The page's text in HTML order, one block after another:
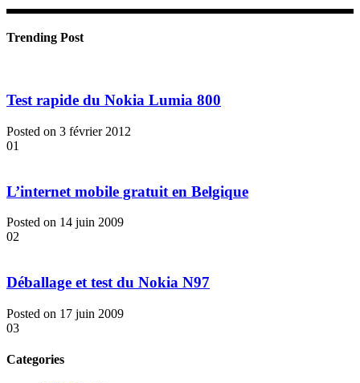
Trending Post
Test rapide du Nokia Lumia 800
Posted on 3 février 2012
01
L’internet mobile gratuit en Belgique
Posted on 14 juin 2009
02
Déballage et test du Nokia N97
Posted on 17 juin 2009
03
Categories